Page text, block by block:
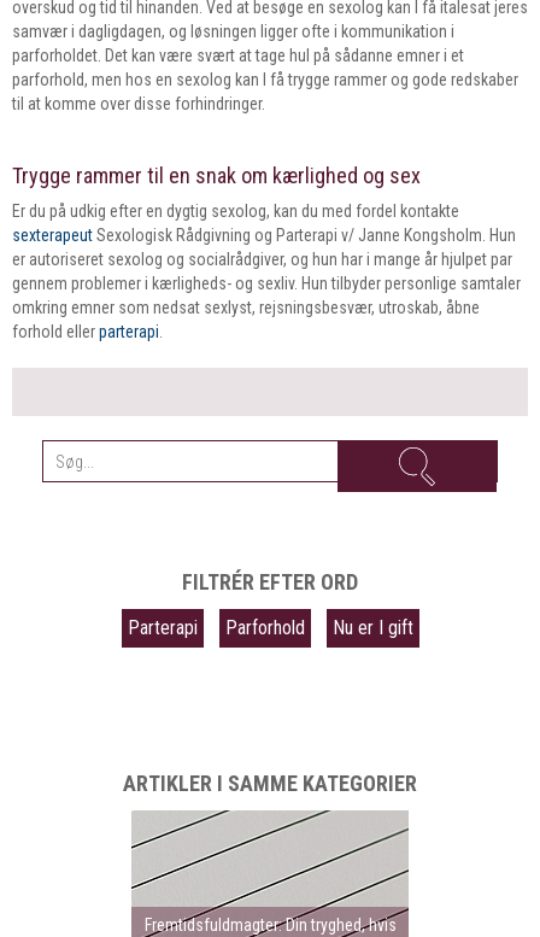
overskud og tid til hinanden. Ved at besøge en sexolog kan I få italesat jeres
samvær i dagligdagen, og løsningen ligger ofte i kommunikation i
parforholdet. Det kan være svært at tage hul på sådanne emner i et
parforhold, men hos en sexolog kan I få trygge rammer og gode redskaber
til at komme over disse forhindringer.
Trygge rammer til en snak om kærlighed og sex
Er du på udkig efter en dygtig sexolog, kan du med fordel kontakte
sexterapeutSexologisk Rådgivning og Parterapi v/ Janne Kongsholm. Hun
er autoriseret sexolog og socialrådgiver, og hun har i mange år hjulpet par
gennem problemer i kærligheds- og sexliv. Hun tilbyder personlige samtaler
omkring emner som nedsat sexlyst, rejsningsbesvær, utroskab, åbne
forhold ellerparterapi.
FILTRÉR EFTER ORD
Parterapi Parforhold Nu er I gift
ARTIKLER I SAMME KATEGORIER
Fremtidsfuldmagter: Din tryghed, hvis